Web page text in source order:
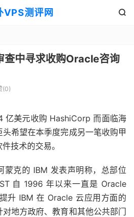
VPS测评网 
中寻求收购Oracle咨询
(0)
亿美元收购 HashiCorp 而面临海
希望在本季度完成另一笔收购甲
技术的交易。
蒙克的 IBM 发表声明称，总部位
自 1996 年以来一直是 Oracle
升 IBM 在 Oracle 云应用方面的
地方政府、教育和其他公共部门